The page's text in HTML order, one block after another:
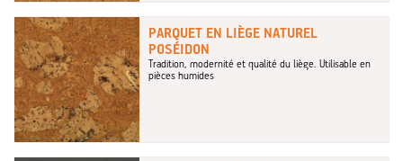
PARQUET EN LIÈGE NATUREL
POSÉIDON
Tradition, modernité et qualité du liège. Utilisable en
pièces humides